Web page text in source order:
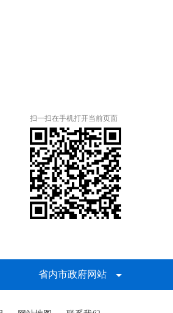
扫一扫在手机打开当前页面
省内市政府网站